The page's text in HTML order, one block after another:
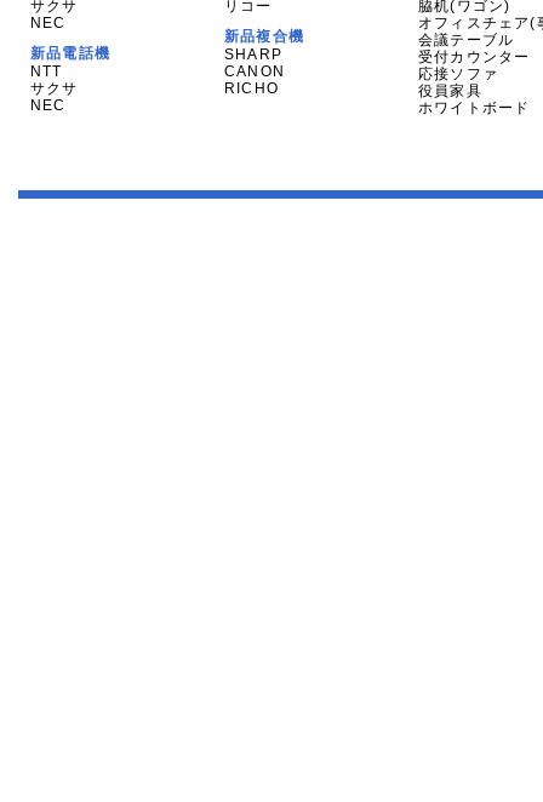
サクサ
NEC
新品電話機
NTT
サクサ
NEC
リコー
新品複合機
SHARP
CANON
RICHO
脇机(ワゴン)
オフィスチェア(
会議テーブル
受付カウンター
応接ソファ
役員家具
ホワイトボード